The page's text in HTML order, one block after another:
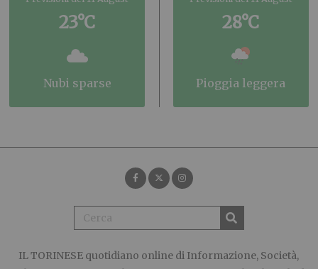
23°C
nubi sparse
28°C
pioggia leggera
IL TORINESE quotidiano online di Informazione, Società,